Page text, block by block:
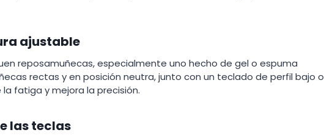
ajustable
reposamuñecas, especialmente uno hecho de gel o espuma
rectas y en posición neutra, junto con un teclado de perfil bajo o
fatiga y mejora la precisión.
las teclas